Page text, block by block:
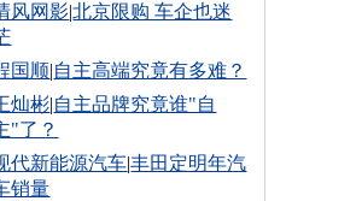
风网影|北京限购 车企也迷
国顺|自主高端究竟有多难？
灿彬|自主品牌究竟谁"自
"了？
代新能源汽车|丰田定明年汽
销量